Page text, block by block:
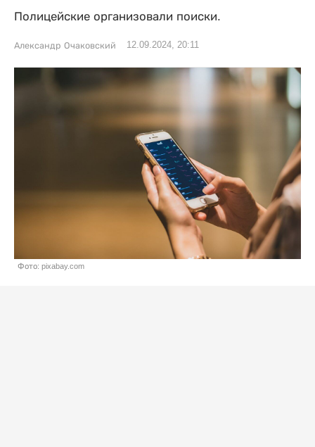
Полицейские организовали поиски.
Александр Очаковский 12.09.2024, 20:11
Фото: pixabay.com